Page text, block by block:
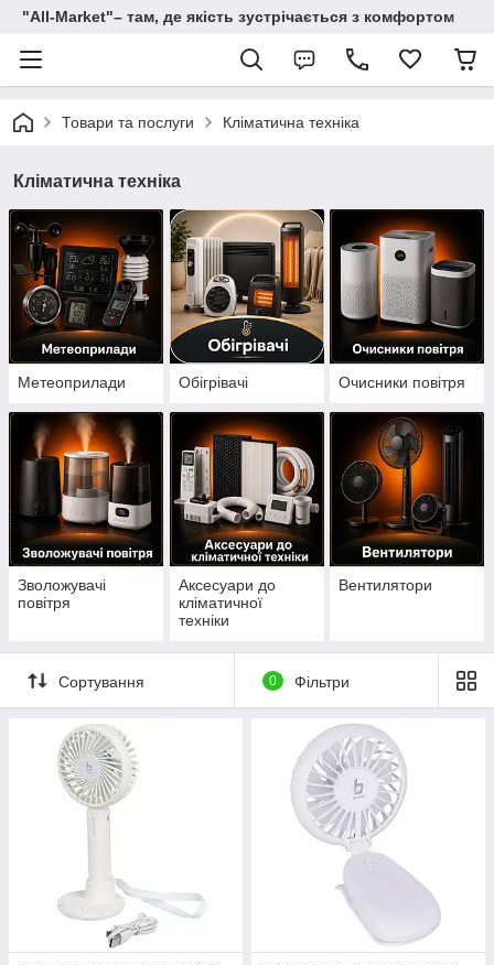
"All-Мarket"– там, де якість зустрічається з комфортом
Товари та послуги Кліматична техніка
Кліматична техніка
Метеоприлади Обігрівачі Очисники повітря
Зволожувачі
повітря
Аксесуари до
кліматичної
техніки
Вентилятори
Сортування 0 Фільтри